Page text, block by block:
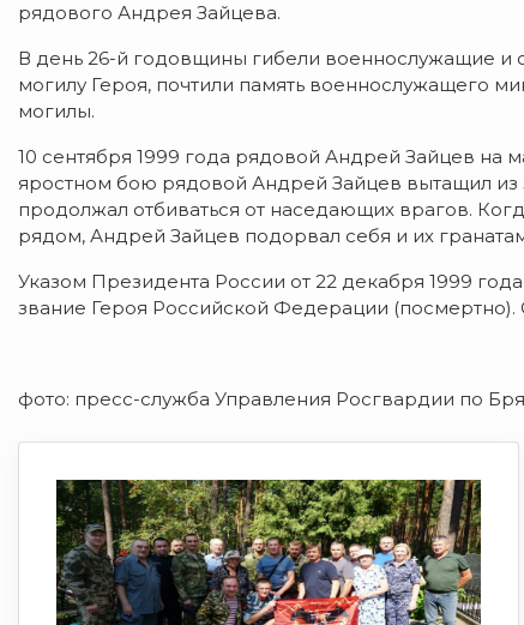
рядового Андрея Зайцева.
В день 26-й годовщины гибели военнослужащие и
могилу Героя, почтили память военнослужащего
могилы.
10 сентября 1999 года рядовой Андрей Зайцев на
яростном бою рядовой Андрей Зайцев вытащил
продолжал отбиваться от наседающих врагов.
рядом, Андрей Зайцев подорвал себя и их
Указом Президента России от 22 декабря 1999
звание Героя Российской Федерации (посмертно).
фото: пресс-служба Управления Росгвардии по